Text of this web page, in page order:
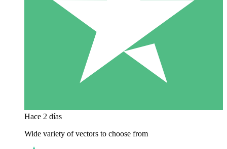
Hace 2 días
Wide variety of vectors to choose from